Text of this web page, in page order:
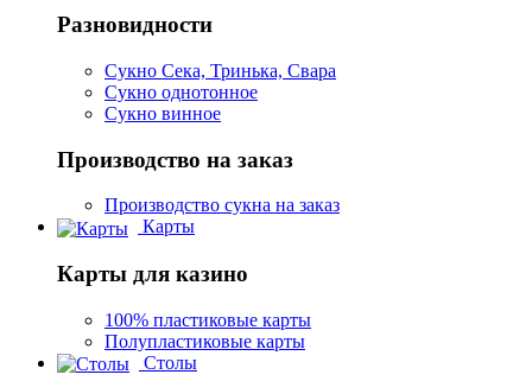
Разновидности
Сукно Сека, Тринька, Свара
Сукно однотонное
Сукно винное
Производство на заказ
Производство сукна на заказ
Карты
Карты для казино
100% пластиковые карты
Полупластиковые карты
Столы